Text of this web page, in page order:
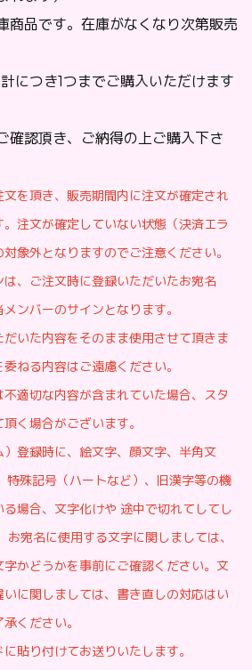
商品です。在庫がなくなり次第販売
につき1つまでご購入いただけます
確認頂き、ご納得の上ご購入下さ
を頂き、販売期間内に注文が確定され
注文が確定していない状態（決済エラ
象外となりますのでご注意ください。
、ご注文時に登録いただいたお宛名
ンバーのサインとなります。
いた内容をそのまま使用させて頂きま
ねる内容はご遠慮ください。
適切な内容が含まれていた場合、スタ
く場合がございます。
登録時に、絵文字、顔文字、半角文
特殊記号（ハートなど）、旧漢字等の機
場合、文字化けや 途中で切れてしてし
お宛名に使用する文字に関しましては、
かどうかを事前にご確認ください。文
に関しましては、書き直しの対応はい
ください。
貼り付けてお送りいたします。